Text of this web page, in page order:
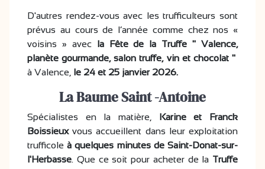
D'autres rendez-vous avec les trufficulteurs sont
prévus au cours de l’année comme chez nos «
voisins » avec la Fête de la Truffe " Valence,
planète gourmande, salon truffe, vin et chocolat "
à Valence, le 24 et 25 janvier 2026.
La Baume Saint -Antoine
Spécialistes en la matière, Karine et Franck
Boissieuxvous accueillent dans leur exploitation
trufficole à quelques minutes de Saint-Donat-sur-
l'Herbasse. Que ce soit pour acheter de la Truffe